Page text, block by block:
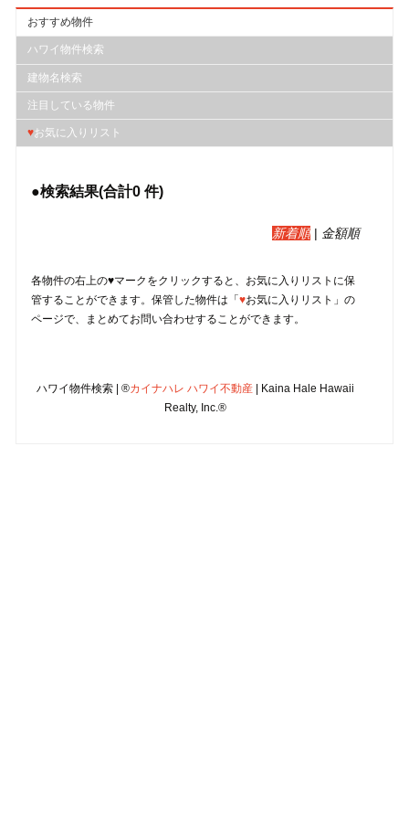
おすすめ物件
ハワイ物件検索
建物名検索
注目している物件
♥お気に入りリスト
●検索結果(合計0 件)
新着順| 金額順
各物件の右上の♥マークをクリックすると、︎お気に入りリストに保
管することができます。保管した物件は「♥お気に入りリスト」の
ページで、まとめてお問い合わせすることができます。
ハワイ物件検索 | ®カイナハレ ハワイ不動産 | Kaina Hale Hawaii
Realty, Inc.®